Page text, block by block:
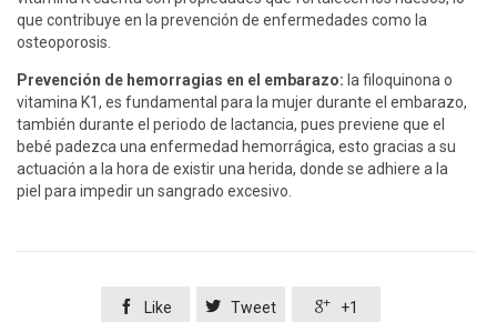
que contribuye en la prevención de enfermedades como la
osteoporosis.
Prevención de hemorragias en el embarazo: la filoquinona o
vitamina K1, es fundamental para la mujer durante el embarazo,
también durante el periodo de lactancia, pues previene que el
bebé padezca una enfermedad hemorrágica, esto gracias a su
actuación a la hora de existir una herida, donde se adhiere a la
piel para impedir un sangrado excesivo.
 Like  Tweet  +1